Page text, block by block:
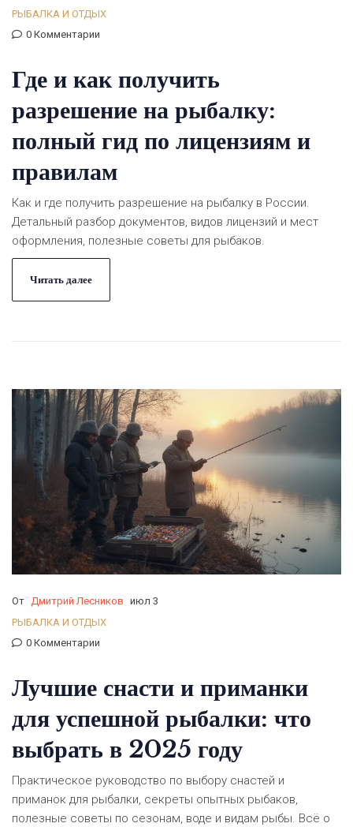
РЫБАЛКА И ОТДЫХ
0 Комментарии
Где и как получить
разрешение на рыбалку:
полный гид по лицензиям и
правилам
Как и где получить разрешение на рыбалку в России.
Детальный разбор документов, видов лицензий и мест
оформления, полезные советы для рыбаков.
Читать далее
От Дмитрий Лесников июл 3
РЫБАЛКА И ОТДЫХ
0 Комментарии
Лучшие снасти и приманки
для успешной рыбалки: что
выбрать в 2025 году
Практическое руководство по выбору снастей и
приманок для рыбалки, секреты опытных рыбаков,
полезные советы по сезонам, воде и видам рыбы. Всё о